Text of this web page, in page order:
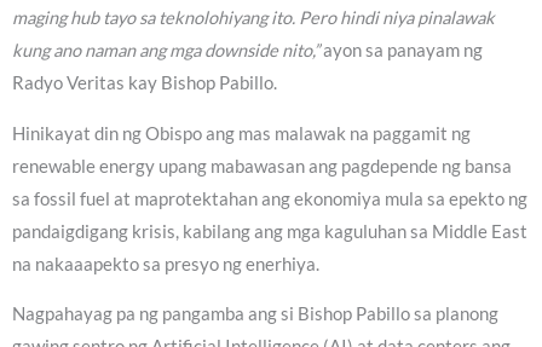
maging hub tayo sa teknolohiyang ito. Pero hindi niya pinalawak
kung ano naman ang mga downside nito,”ayon sa panayam ng
Radyo Veritas kay Bishop Pabillo.
Hinikayat din ng Obispo ang mas malawak na paggamit ng
renewable energy upang mabawasan ang pagdepende ng bansa
sa fossil fuel at maprotektahan ang ekonomiya mula sa epekto ng
pandaigdigang krisis, kabilang ang mga kaguluhan sa Middle East
na nakaaapekto sa presyo ng enerhiya.
Nagpahayag pa ng pangamba ang si Bishop Pabillo sa planong